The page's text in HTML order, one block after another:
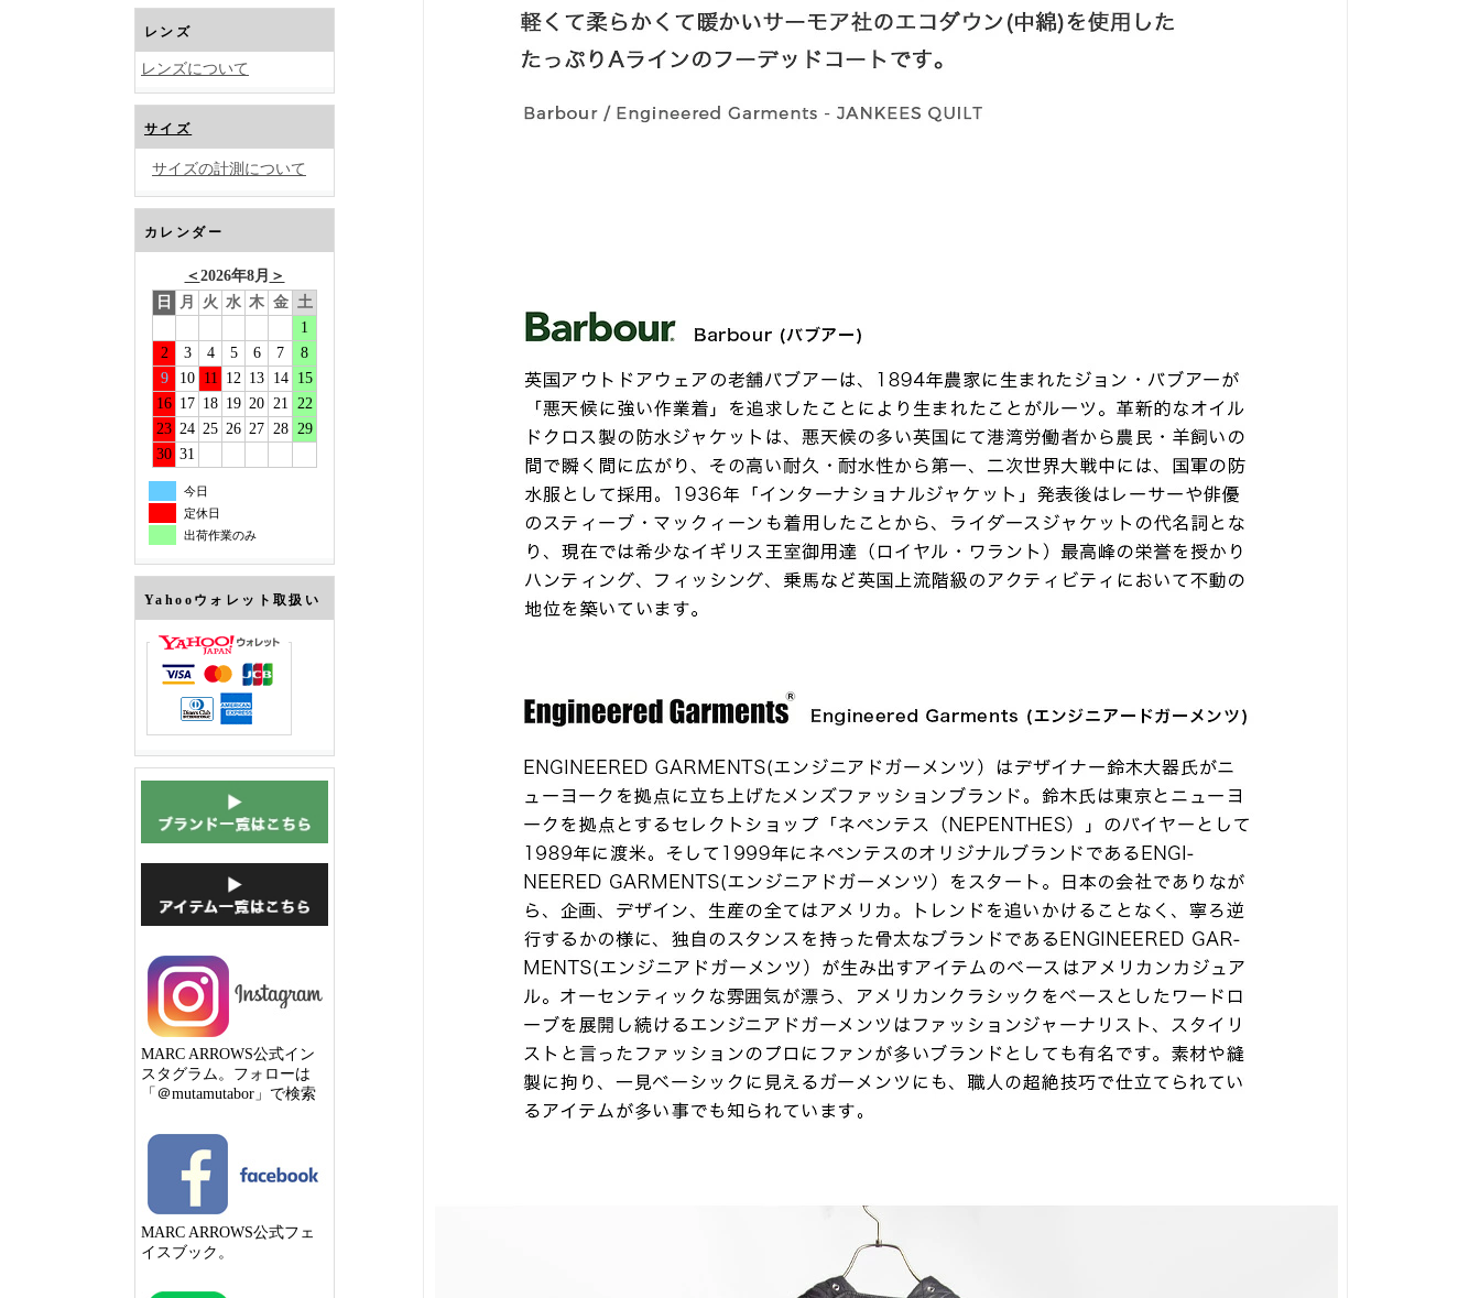
レンズ
レンズについて
サイズ
サイズの計測について
カレンダー
＜ 2026年8月 ＞
日
月 火 水 木 金 土
1
2
3 4 5 6 7
8
9
10 11 12 13 14
15
16 17 18 19 20 21 22
23 24 25 26 27 28 29
30 31
今日
定休日
出荷作業のみ
Yahooウォレット取扱い
MARC ARROWS公式イン
スタグラム。フォローは
「＠mutamutabor」で検索
MARC ARROWS公式フェ
イスブック。